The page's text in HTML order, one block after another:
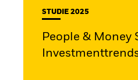
STUDIE 2025
People & Money